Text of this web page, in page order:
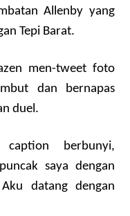
Allenby yang
Tepi Barat.
men-tweet foto
dan bernapas
duel.
berbunyi,
saya dengan
datang dengan